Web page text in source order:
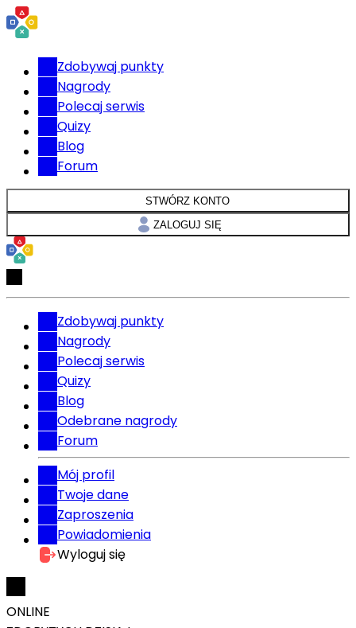
Zdobywaj punkty
Nagrody
Polecaj serwis
Quizy
Blog
Forum
STWÓRZ KONTO
ZALOGUJ SIĘ
Zdobywaj punkty
Nagrody
Polecaj serwis
Quizy
Blog
Odebrane nagrody
Forum
Mój profil
Twoje dane
Zaproszenia
Powiadomienia
Wyloguj się
ONLINE